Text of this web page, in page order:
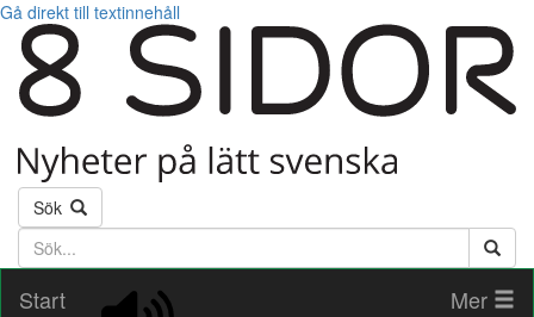
Gå direkt till textinnehåll
Sök
Söktext
Start
Mer